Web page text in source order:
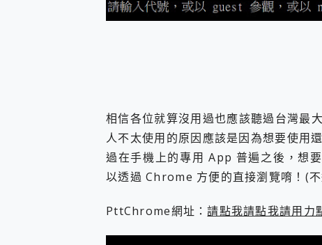
超好用的 PLAUD NotePin
COMPUTEX 2025 來囉！
自帶線的 有線無線都能充
飛利浦 JS7310 ⚡【電急
是螢幕也是電視! 一機超多
iPhone、Apple Watch、
動靜皆宜「HUAWEI
好玩好拍 vivo V50 ~ 口袋
25種洗烘模式一機搞定!
給 MSI Claw 系列電競掌機
2億 APO蔡司長焦神機降臨
EaseUS Vocal Remover
3 個超值 MHN 飛人工具分
相信各位就算沒用過也應該聽過台灣最
人不太使用的原因應該是因為想要使用
過在手機上的專用 App 普遍之後，想
以透過 Chrome 方便的直接瀏覽唷！(
PttChrome網址：請點我請點我請用力